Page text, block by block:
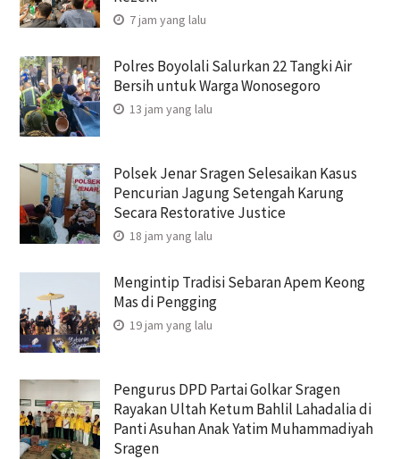
7 jam yang lalu
Polres Boyolali Salurkan 22 Tangki Air
Bersih untuk Warga Wonosegoro
13 jam yang lalu
Polsek Jenar Sragen Selesaikan Kasus
Pencurian Jagung Setengah Karung
Secara Restorative Justice
18 jam yang lalu
Mengintip Tradisi Sebaran Apem Keong
Mas di Pengging
19 jam yang lalu
Pengurus DPD Partai Golkar Sragen
Rayakan Ultah Ketum Bahlil Lahadalia di
Panti Asuhan Anak Yatim Muhammadiyah
Sragen